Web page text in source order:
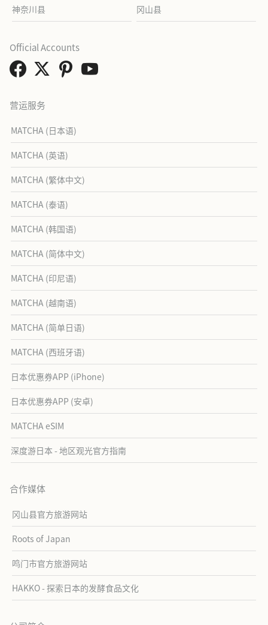
神奈川县 冈山县
营运服务
MATCHA (日本语)
MATCHA (英语)
MATCHA (繁体中文)
MATCHA (泰语)
MATCHA (韩国语)
MATCHA (简体中文)
MATCHA (印尼语)
MATCHA (越南语)
MATCHA (简单日语)
MATCHA (西班牙语)
日本优惠券APP (iPhone)
日本优惠券APP (安卓)
MATCHA eSIM
深度游日本 - 地区观光官方指南
合作媒体
冈山县官方旅游网站
Roots of Japan
鸣门市官方旅游网站
HAKKO - 探索日本的发酵食品文化
Official Accounts